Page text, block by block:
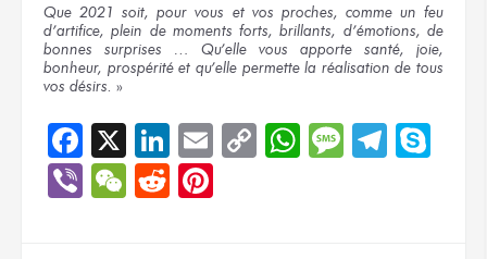
Que 2021 soit, pour vous et vos proches, comme un feu
d’artifice, plein de moments forts, brillants, d’émotions, de
bonnes surprises … Qu’elle vous apporte santé, joie,
bonheur, prospérité et qu’elle permette la réalisation de tous
vos désirs. »
Facebook
X LinkedIn
EmailCopyWhatsApp
Message
ViberWeChat
Reddit